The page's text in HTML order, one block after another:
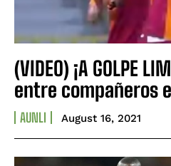
(VIDEO) ¡A GOLPE
entre compañeros
AUNLI August 16, 2021